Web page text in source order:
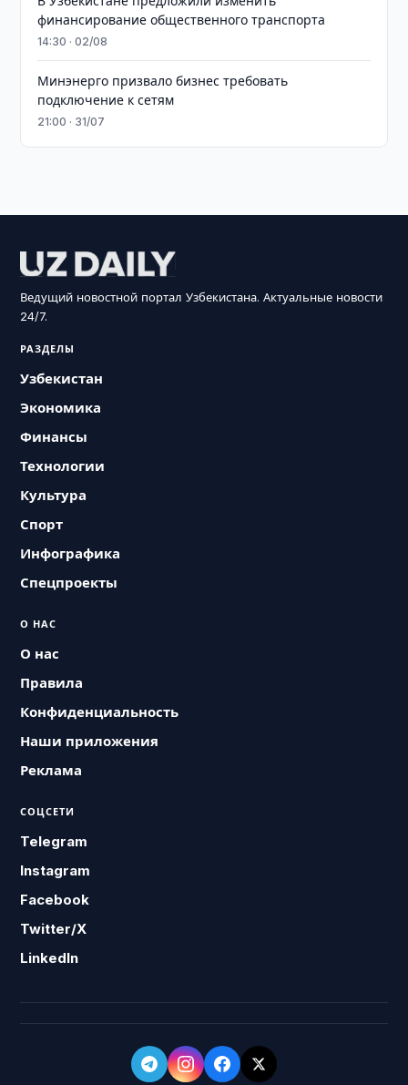
финансирование общественного транспорта
14:30 · 02/08
Минэнерго призвало бизнес требовать
подключение к сетям
21:00 · 31/07
Ведущий новостной портал Узбекистана. Актуальные новости
24/7.
РАЗДЕЛЫ
Узбекистан
Экономика
Финансы
Технологии
Культура
Спорт
Инфографика
Спецпроекты
О НАС
О нас
Правила
Конфиденциальность
Наши приложения
Реклама
СОЦСЕТИ
Telegram
Instagram
Facebook
Twitter/X
LinkedIn